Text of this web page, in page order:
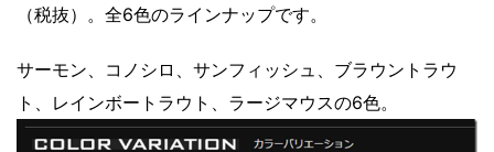
（税抜）。全6色のラインナップです。
サーモン、コノシロ、サンフィッシュ、ブラウントラウ
ト、レインボートラウト、ラージマウスの6色。